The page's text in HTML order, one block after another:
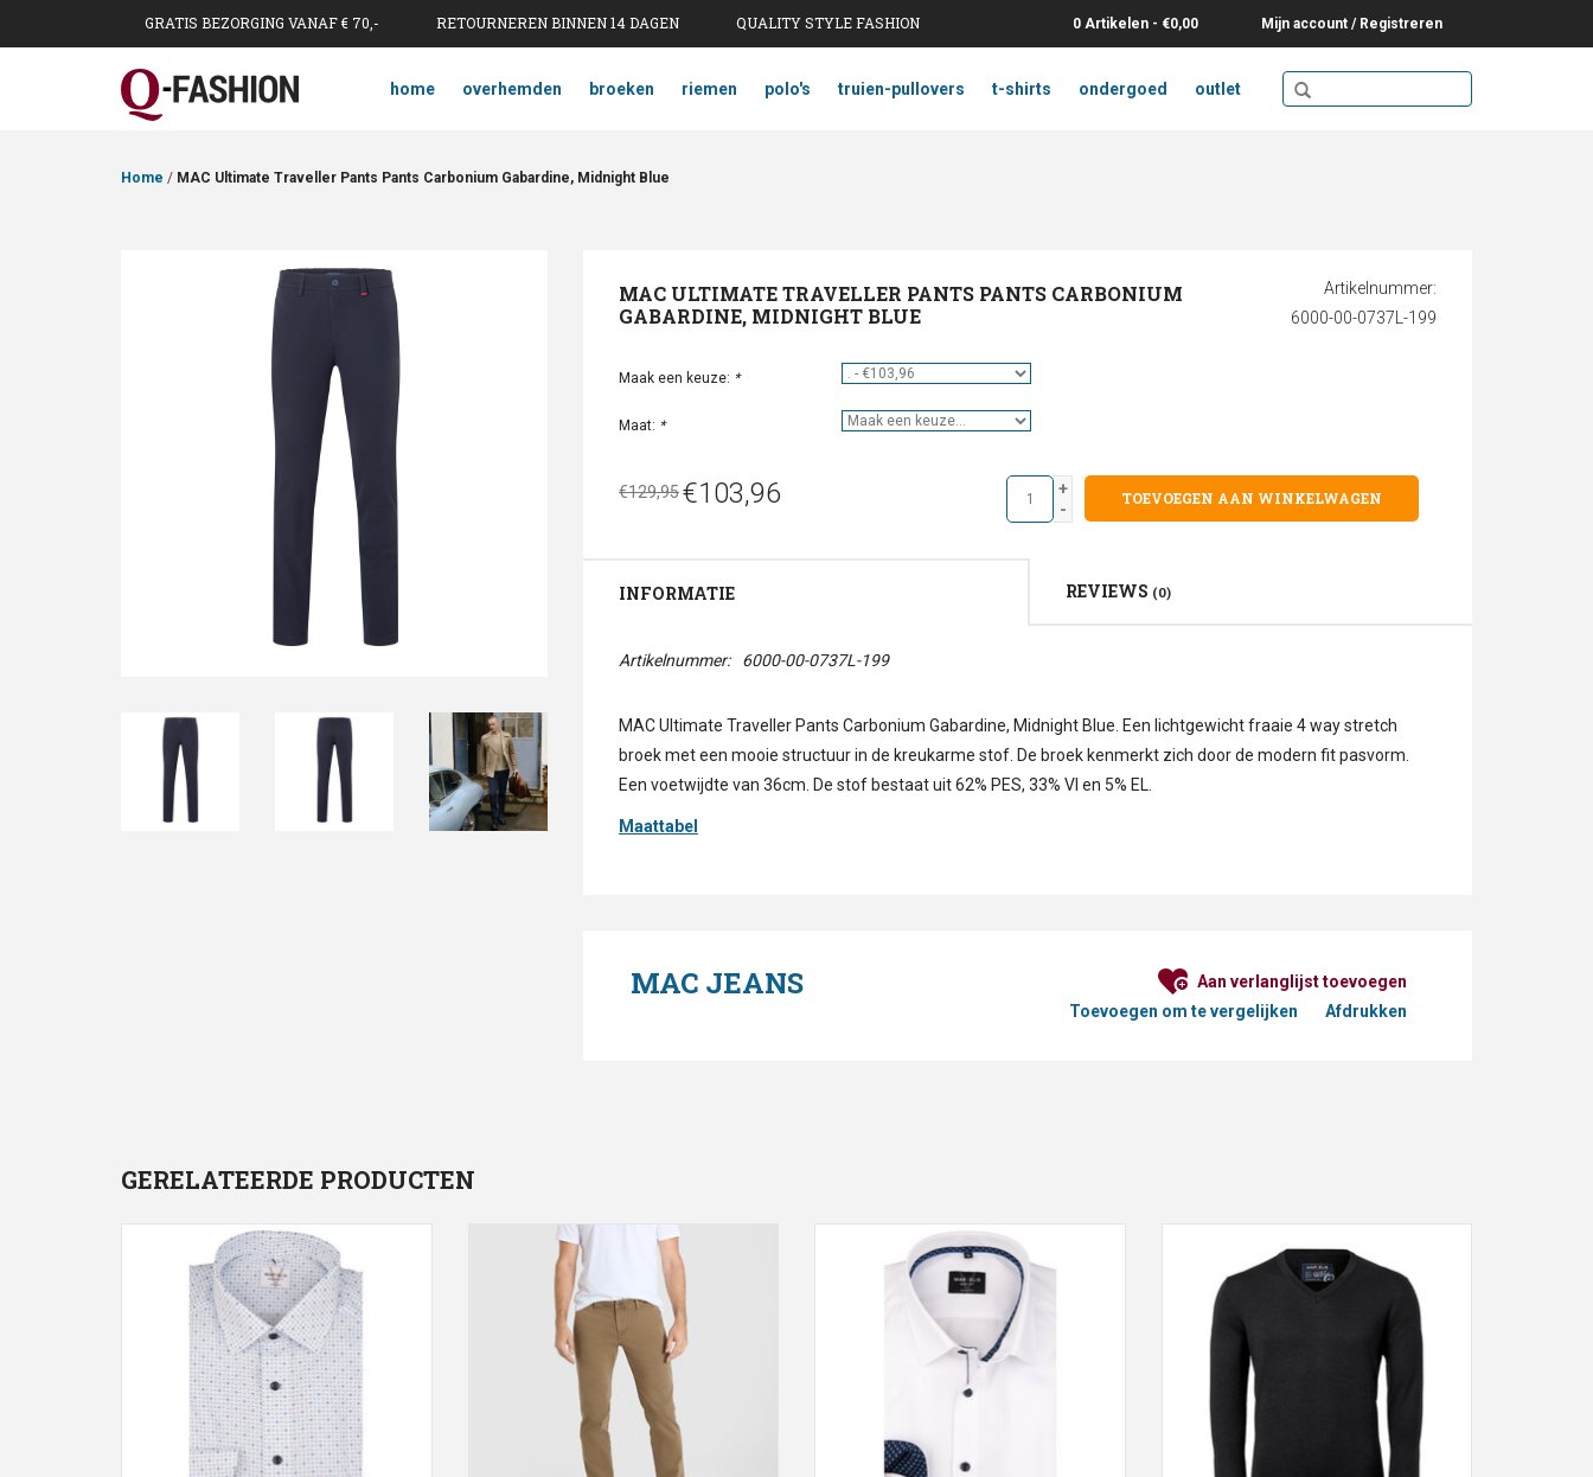
GRATIS BEZORGING VANAF € 70,- RETOURNEREN BINNEN 14 DAGEN QUALITY STYLE FASHION 0 Artikelen - €0,00 Mijn account / Registreren
home overhemden broeken riemen polo's truien-pullovers t-shirts ondergoed outlet
Home / MAC Ultimate Traveller Pants Pants Carbonium Gabardine, Midnight Blue
Artikelnummer:
6000-00-0737L-199
MAC ULTIMATE TRAVELLER PANTS PANTS CARBONIUM
GABARDINE, MIDNIGHT BLUE
Maak een keuze: *
Maat: *
€129,95€103,96
+
-
TOEVOEGEN AAN WINKELWAGEN
INFORMATIE REVIEWS (0)
Artikelnummer: 6000-00-0737L-199
MAC Ultimate Traveller Pants Carbonium Gabardine, Midnight Blue. Een lichtgewicht fraaie 4 way stretch
broek met een mooie structuur in de kreukarme stof. De broek kenmerkt zich door de modern fit pasvorm.
Een voetwijdte van 36cm. De stof bestaat uit 62% PES, 33% VI en 5% EL.
Maattabel
MAC JEANS
Aan verlanglijst toevoegen
Toevoegen om te vergelijken
Afdrukken
GERELATEERDE PRODUCTEN
MarVelis strijkvrij overhemd wit met print
Modern Fit, New Kent kraag
Maten: 40
TOEVOEGEN AAN WINKELWAGEN
MAC Macflexx Ultimate Driver Pants,
Chocolate Mousse
TOEVOEGEN AAN WINKELWAGEN
MarVelis overhemd wit met contrast
Body Fit, New York Kent kraag
TOEVOEGEN AAN WINKELWAGEN
met V-hals
TOEVOEGEN AAN WINKELWAGEN